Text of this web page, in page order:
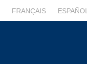
FRANÇAIS ESPAÑOL